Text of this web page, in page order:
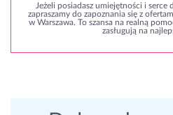
Jeżeli posiadasz umiejętności i serce
zapraszamy do zapoznania się z
w Warszawa. To szansa na realną
zasługują na